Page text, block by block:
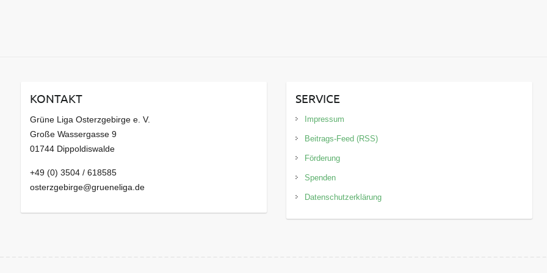
KONTAKT
Grüne Liga Osterzgebirge e. V.
Große Wassergasse 9
01744 Dippoldiswalde
+49 (0) 3504 / 618585
osterzgebirge@grueneliga.de
SERVICE
Impressum
Beitrags-Feed (RSS)
Förderung
Spenden
Datenschutzerklärung